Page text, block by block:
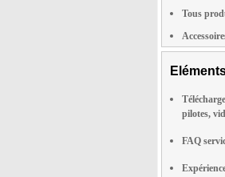
Tous
pilotes,
FAQ